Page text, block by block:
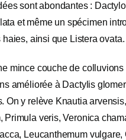
sont abondantes :
et même un spécimen
ainsi que Listera ovata.
mince couche de
améliorée à Dactylis
On y relève Knautia
veris, Veronica
Leucanthemum